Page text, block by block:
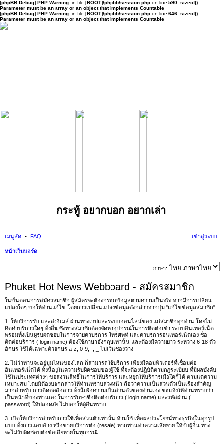
[phpBB Debug] PHP Warning: in file [ROOT]/phpbb/session.php on line 590: sizeof():
Parameter must be an array or an object that implements Countable
[phpBB Debug] PHP Warning: in file [ROOT]/phpbb/session.php on line 646: sizeof():
Parameter must be an array or an object that implements Countable
กระทู้ อยากบอก อยากเล่า
เมนูลัด FAQ เข้าสู่ระบบ
หน้าเว็บบอร์ด
นห
ภาษา:
Phuket Hot News Webboard - สมัครสมาชิก
ในขั้นตอนการสมัครสมาชิก ผู้สมัครจะต้องกรอกข้อมูลตามความเป็นจริง หากมีการเปลี่ยน
แปลงใดๆ ขอให้ท่านแก้ไข โดยการเปลี่ยนแปลงข้อมูลดังกล่าวจากปุ่ม "แก้ไขข้อมูลสมาชิก"
1. ให้บริการรับ และส่งอีเมล์ ผ่านทางเวปและระบบออนไลน์ของ แก่สมาชิกทุกท่าน โดยไม่
คิดค่าบริการใดๆ ทั้งสิ้น ซึ่งทางสมาชิกต้องจัดหาอุปกรณ์ในการติดต่อเข้า ระบบอินเทอร์เน็ต
พร้อมทั้งเป็นผู้รับผิดชอบในการจ่ายค่าบริการ โทรศัพท์ และค่าบริการอินเทอร์เน็ตเอง ชื่อ
ติดต่อบริการ ( login name) ต้องใช้ภาษาอังกฤษเท่านั้น และต้องมีความยาว ระหว่าง 6-18 ตัว
อักษร ใช้ได้เฉพาะตัวอักษร a-z, 0-9, -, _ ไม่เว้นช่องว่าง
2. ไม่ว่าท่านจะอยู่มุมไหนของโลก ก็สามารถใช้บริการ เพียงมีคอมพิวเตอร์ที่เชื่อมต่อ
อินเทอร์เน็ตได้ ทั้งนี้อยู่ในความรับผิดชอบของผู้ใช้ ที่จะต้องปฏิบัติตามกฎระเบียบ ที่มีผลบังคับ
ใช้ในประเทศต่างๆ ขอสงวนสิทธิ์ในการให้บริการ และหยุดให้บริการเมื่อใดก็ได้ ตามแต่ความ
เหมาะสม โดยมิต้องบอกกล่าวให้ท่านทราบล่วงหน้า ถือว่าความเป็นส่วนตัวเป็นเรื่องสำคัญ
มากสำหรับ การติดต่อสื่อสาร ทั้งนี้เพื่อความเป็นส่วนตัวของท่านเอง ขอแจ้งให้ท่านทราบว่า
เป็นหน้าที่ของท่านเอง ในการรักษาชื่อติดต่อบริการ ( login name) และรหัสผ่าน (
password) ให้ปลอดภัย ไม่บอกให้ผู้อื่นทราบ
3. เปิดให้บริการสำหรับการใช้เพื่อส่วนตัวเท่านั้น ห้ามใช้ เพื่อผลประโยชน์ทางธุรกิจในทุกรูป
แบบ ทั้งการแอบอ้าง หรือขายบริการต่อ (resale) หากท่านทำความเสียหาย ให้กับผู้อื่น ทาง
จะไม่รับผิดชอบต่อข้อเสียหายในทุกกรณี